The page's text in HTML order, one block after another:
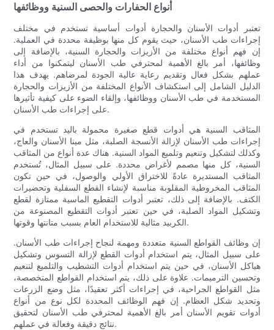
أنواع الحفارات والحصى السنية ووظائفها
تعتبر أدوات الأسنان والحجارة أدوات أساسية تستخدم في مختلف
إجراءات طب الأسنان، حيث يقوم كل منها بوظيفة محددة في العملية.
إن فهم أنواع مختلفة من الأزيزات والحجارة السنية، بالإضافة إلى
وظائفها، أمر بالغ الأهمية لمحترفي طب الأسنان ليتمكنوا من أداء
عملهم بشكل فعال وتقديم رعاية عالية الجودة لمرضاهم. يهدف هذا
الدليل الشامل إلى استكشاف الأنواع المختلفة من الأزيزات والحجارة
المستخدمة في طب الأسنان ووظائفها، وإلقاء الضوء على كيفية تأثيرها
على إجراءات طب الأسنان.
المثاقب السنية هي أدوات قطع صغيرة محمولة باليد تستخدم في
إجراءات طب الأسنان لإزالة الأنسجة الصلبة، مثل مينا الأسنان والعاج،
وكذلك لتشكيل وتنعيم وتلميع المواد السنية. هناك عدة أنواع من المثاقب
السنية، كل منها مصمم لأغراض محددة. على سبيل المثال، تُستخدم
المثاقب المستديرة عادةً للاختراق الأولي والوصول، في حين تكون
المثاقب المخروطية المقلوبة مناسبة لإنشاء القطع السفلية وتحضيرات
الكتف. بالإضافة إلى ذلك، تعتبر أدوات التقطيع الماسية ممتازة لقطع
وتشكيل المواد الصلبة، في حين تعتبر أدوات التقطيع المصنوعة من
الكربيد مثالية للاستخدام العام بسبب متانتها وقوتها.
إن وظائف القواطع السنية متعددة ومهمة لنجاح إجراءات طب الأسنان.
على سبيل المثال، يتم استخدام أدوات القطع لإزالة التسوس وتشكيل
هياكل الأسنان، في حين يتم استخدام أدوات التشطيب والتلميع لتنعيم
وتحسين الترميمات. علاوة على ذلك، يتم استخدام القواطع المتخصصة،
مثل القواطع الجراحية، في إجراءات أكثر تعقيدًا، مثل وضع الزرعات
وتحديد شكل العظام. إن فهم الوظائف المحددة لكل نوع من أنواع
أدوات تقويم الأسنان أمر بالغ الأهمية لمحترفي طب الأسنان لتحقيق
نتائج دقيقة وفعالة في عملهم.